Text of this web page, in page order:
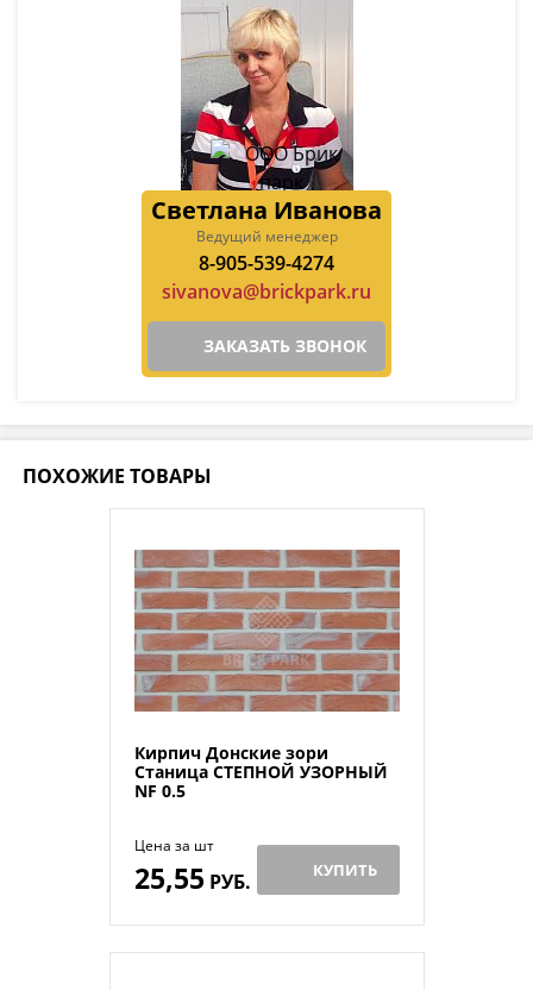
Светлана Иванова
Ведущий менеджер
8-905-539-4274
sivanova@brickpark.ru
ЗАКАЗАТЬ ЗВОНОК
ПОХОЖИЕ ТОВАРЫ
Кирпич Донские зори
Станица СТЕПНОЙ УЗОРНЫЙ
NF 0.5
Цена за шт
25,55 РУБ. КУПИТЬ